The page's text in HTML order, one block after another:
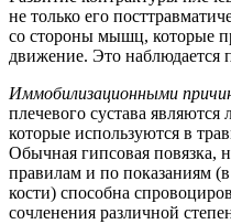
не только его
со стороны мышц, которые
движение. Это наблюдается
Иммобилизационными
плечевого сустава
которые используются в
Обычная гипсовая повязка,
правилам и по показаниям
кости) способна
сочленения различной